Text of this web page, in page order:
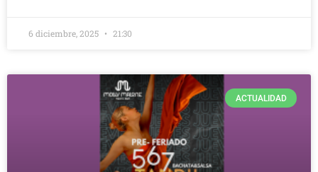
6 diciembre, 2025 21:30
ACTUALIDAD